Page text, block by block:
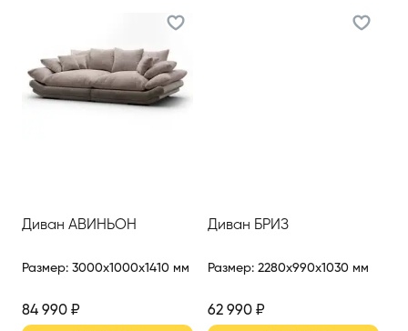
Диван АВИНЬОН
Размер: 3000x1000x1410 мм
84 990 ₽
Диван БРИЗ
Размер: 2280x990x1030 мм
62 990₽